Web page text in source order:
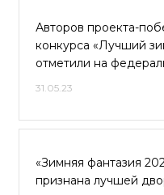
Авторов проекта-
конкурса «Лучший
отметили на
31.05.23
«Зимняя фантазия
признана лучшей